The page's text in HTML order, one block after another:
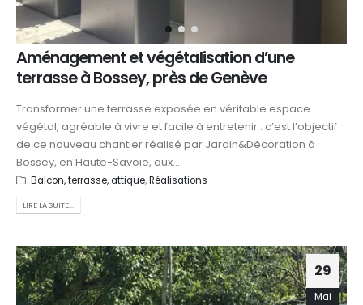
Aménagement et végétalisation d’une
terrasse à Bossey, près de Genève
Transformer une terrasse exposée en véritable espace
végétal, agréable à vivre et facile à entretenir : c’est l’objectif
de ce nouveau chantier réalisé par Jardin&Décoration à
Bossey, en Haute-Savoie, aux...
Balcon, terrasse, attique,Réalisations
LIRE LA SUITE...
29
Mai